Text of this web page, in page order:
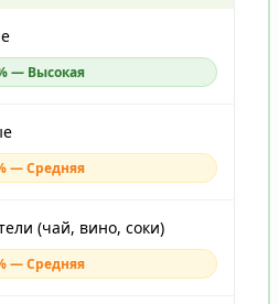
— Высокая
— Средняя
(чай, вино, соки)
— Средняя